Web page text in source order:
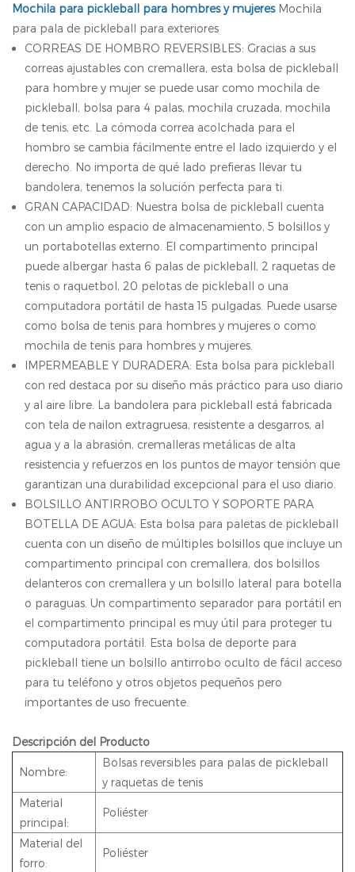
Mochila para pickleball para hombres y mujeresMochila
para pala de pickleball para exteriores
CORREAS DE HOMBRO REVERSIBLES: Gracias a sus
correas ajustables con cremallera, esta bolsa de pickleball
para hombre y mujer se puede usar como mochila de
pickleball, bolsa para 4 palas, mochila cruzada, mochila
de tenis, etc. La cómoda correa acolchada para el
hombro se cambia fácilmente entre el lado izquierdo y el
derecho. No importa de qué lado prefieras llevar tu
bandolera, tenemos la solución perfecta para ti.
GRAN CAPACIDAD: Nuestra bolsa de pickleball cuenta
con un amplio espacio de almacenamiento, 5 bolsillos y
un portabotellas externo. El compartimento principal
puede albergar hasta 6 palas de pickleball, 2 raquetas de
tenis o raquetbol, ​​20 pelotas de pickleball o una
computadora portátil de hasta 15 pulgadas. Puede usarse
como bolsa de tenis para hombres y mujeres o como
mochila de tenis para hombres y mujeres.
IMPERMEABLE Y DURADERA: Esta bolsa para pickleball
con red destaca por su diseño más práctico para uso diario
y al aire libre. La bandolera para pickleball está fabricada
con tela de nailon extragruesa, resistente a desgarros, al
agua y a la abrasión, cremalleras metálicas de alta
resistencia y refuerzos en los puntos de mayor tensión que
garantizan una durabilidad excepcional para el uso diario.
BOLSILLO ANTIRROBO OCULTO Y SOPORTE PARA
BOTELLA DE AGUA: Esta bolsa para paletas de pickleball
cuenta con un diseño de múltiples bolsillos que incluye un
compartimento principal con cremallera, dos bolsillos
delanteros con cremallera y un bolsillo lateral para botella
o paraguas. Un compartimento separador para portátil en
el compartimento principal es muy útil para proteger tu
computadora portátil. Esta bolsa de deporte para
pickleball tiene un bolsillo antirrobo oculto de fácil acceso
para tu teléfono y otros objetos pequeños pero
importantes de uso frecuente.
Descripción del Producto
Nombre:
Bolsas reversibles para palas de pickleball
y raquetas de tenis
Material
principal:
Poliéster
Material del
forro:
Poliéster